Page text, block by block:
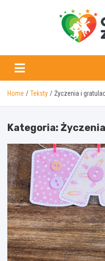
Home Teksty Życzenia i
Kategoria: